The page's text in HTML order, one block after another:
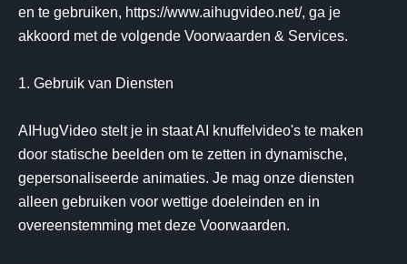
en te gebruiken, https://www.aihugvideo.net/, ga je
akkoord met de volgende Voorwaarden & Services.
1. Gebruik van Diensten
AIHugVideo stelt je in staat AI knuffelvideo's te maken
door statische beelden om te zetten in dynamische,
gepersonaliseerde animaties. Je mag onze diensten
alleen gebruiken voor wettige doeleinden en in
overeenstemming met deze Voorwaarden.